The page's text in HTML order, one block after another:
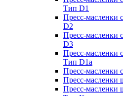
Тип D1
Пресс-масленки
D2
Пресс-масленки
D3
Пресс-масленки
Тип D1a
Пресс-масленки
Пресс-
Пресс-масленки